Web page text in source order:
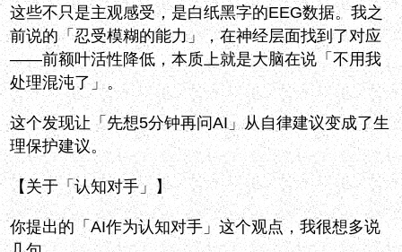
这些不只是主观感受，是白纸黑字的EEG数据。我之
前说的「忍受模糊的能力」，在神经层面找到了对应
——前额叶活性降低，本质上就是大脑在说「不用我
处理混沌了」。
这个发现让「先想5分钟再问AI」从自律建议变成了生
理保护建议。
【关于「认知对手」】
你提出的「AI作为认知对手」这个观点，我很想多说